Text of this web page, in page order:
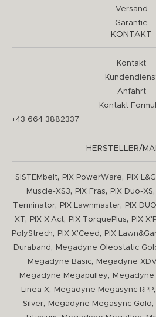
Versand
Garantie
KONTAKT
Kontakt
Anfahrt
Kontakt
+43 664 3882337
HERSTELLER/
SISTEMbelt, PIX PowerWare, PIX L&G
Muscle-XS3, PIX Fras, PIX Duo-XS,
Terminator, PIX Lawnmaster, PIX
XT, PIX X'Act, PIX TorquePlus, PIX
PolyStrech, PIX X'Ceed , PIX
Duraband , Megadyne Oleostatic
Megadyne Basic, Megadyne
Megadyne Megapulley, Megadyne
Linea X, Megadyne Megasync RPP,
Silver, Megadyne Megasync Gold ,